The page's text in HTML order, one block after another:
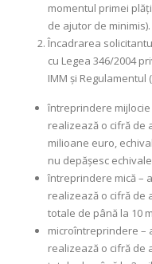
momentul primei
de ajutor de minimis).
Încadrarea
cu Legea 346/2004
IMM și Regulamentul
întreprindere
realizează o cifră de
milioane euro,
nu depășesc
întreprindere mică –
realizează o cifră de
totale de până la 10
microîntreprindere –
realizează o cifră de